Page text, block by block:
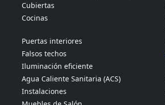
Cubiertas
Cocinas
Puertas interiores
Falsos techos
Iluminación eficiente
Agua Caliente Sanitaria (ACS)
Instalaciones